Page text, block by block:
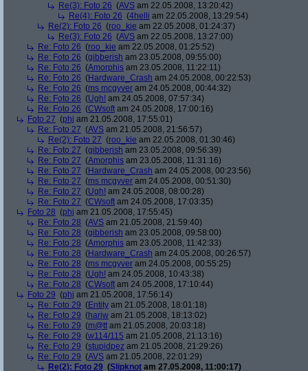
Re(3): Foto 26 (AVS am 22.05.2008, 13:20:42)
Re(4): Foto 26 (4helli am 22.05.2008, 13:29:54)
Re(2): Foto 26 (roo_kie am 22.05.2008, 01:24:37)
Re(3): Foto 26 (AVS am 22.05.2008, 13:27:00)
Re: Foto 26 (roo_kie am 22.05.2008, 01:25:52)
Re: Foto 26 (gibberish am 23.05.2008, 09:55:00)
Re: Foto 26 (Amorphis am 23.05.2008, 11:22:11)
Re: Foto 26 (Hardware_Crash am 24.05.2008, 00:22:53)
Re: Foto 26 (ms mcgyver am 24.05.2008, 00:44:32)
Re: Foto 26 (Ugh! am 24.05.2008, 07:57:34)
Re: Foto 26 (CWsoft am 24.05.2008, 17:00:16)
Foto 27 (phj am 21.05.2008, 17:55:01)
Re: Foto 27 (AVS am 21.05.2008, 21:56:57)
Re(2): Foto 27 (roo_kie am 22.05.2008, 01:30:46)
Re: Foto 27 (gibberish am 23.05.2008, 09:56:39)
Re: Foto 27 (Amorphis am 23.05.2008, 11:31:16)
Re: Foto 27 (Hardware_Crash am 24.05.2008, 00:23:56)
Re: Foto 27 (ms mcgyver am 24.05.2008, 00:51:30)
Re: Foto 27 (Ugh! am 24.05.2008, 08:00:28)
Re: Foto 27 (CWsoft am 24.05.2008, 17:03:35)
Foto 28 (phj am 21.05.2008, 17:55:45)
Re: Foto 28 (AVS am 21.05.2008, 21:59:40)
Re: Foto 28 (gibberish am 23.05.2008, 09:58:00)
Re: Foto 28 (Amorphis am 23.05.2008, 11:42:33)
Re: Foto 28 (Hardware_Crash am 24.05.2008, 00:26:57)
Re: Foto 28 (ms mcgyver am 24.05.2008, 00:55:25)
Re: Foto 28 (Ugh! am 24.05.2008, 10:43:38)
Re: Foto 28 (CWsoft am 24.05.2008, 17:10:44)
Foto 29 (phj am 21.05.2008, 17:56:14)
Re: Foto 29 (Entity am 21.05.2008, 18:01:18)
Re: Foto 29 (hariw am 21.05.2008, 18:13:02)
Re: Foto 29 (m@tt am 21.05.2008, 20:03:18)
Re: Foto 29 (w114/115 am 21.05.2008, 21:13:16)
Re: Foto 29 (stupidpez am 21.05.2008, 21:29:26)
Re: Foto 29 (AVS am 21.05.2008, 22:01:29)
Re(2): Foto 29 (Slipknot am 27.05.2008, 11:00:17)